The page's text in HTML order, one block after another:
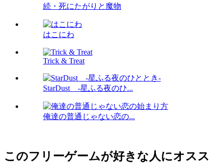
続・死にたがりと魔物
はこにわ
Trick & Treat
StarDust -星ふる夜のひ...
俺達の普通じゃない恋の...
このフリーゲームが好きな人にオスス